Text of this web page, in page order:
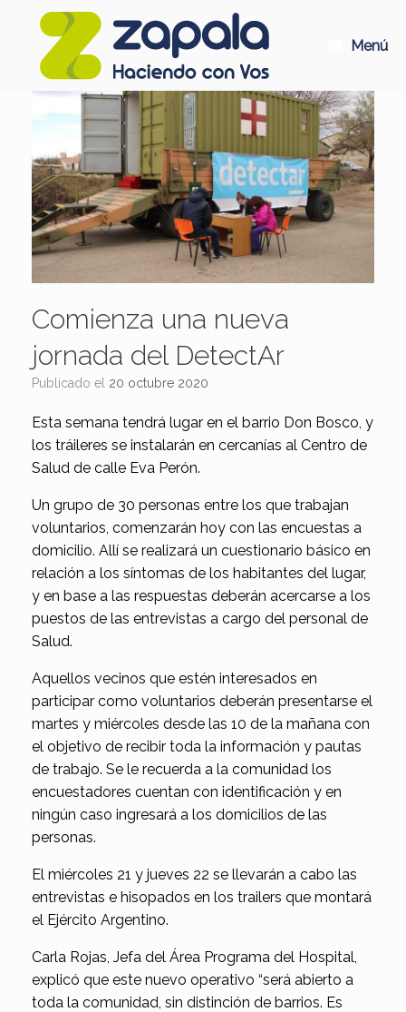
Menú
Comienza una nueva
jornada del DetectAr
Publicado el 20 octubre 2020
Esta semana tendrá lugar en el barrio Don Bosco, y
los tráileres se instalarán en cercanías al Centro de
Salud de calle Eva Perón.
Un grupo de 30 personas entre los que trabajan
voluntarios, comenzarán hoy con las encuestas a
domicilio. Allí se realizará un cuestionario básico en
relación a los síntomas de los habitantes del lugar,
y en base a las respuestas deberán acercarse a los
puestos de las entrevistas a cargo del personal de
Salud.
Aquellos vecinos que estén interesados en
participar como voluntarios deberán presentarse el
martes y miércoles desde las 10 de la mañana con
el objetivo de recibir toda la información y pautas
de trabajo. Se le recuerda a la comunidad los
encuestadores cuentan con identificación y en
ningún caso ingresará a los domicilios de las
personas.
El miércoles 21 y jueves 22 se llevarán a cabo las
entrevistas e hisopados en los trailers que montará
el Ejército Argentino.
Carla Rojas, Jefa del Área Programa del Hospital,
explicó que este nuevo operativo “será abierto a
toda la comunidad, sin distinción de barrios. Es